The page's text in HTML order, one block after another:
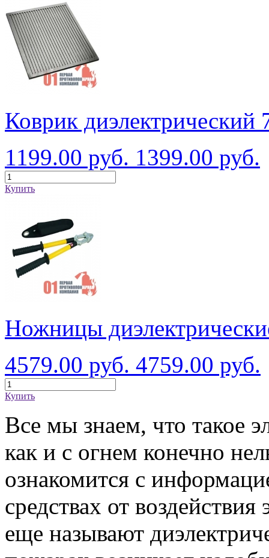
Коврик диэлектрический
1199.00 руб. 1399.00 руб.
Купить
Ножницы
4579.00 руб. 4759.00 руб.
Купить
Все мы знаем, что такое
как и с огнем конечно
ознакомится с
средствах от
еще называют